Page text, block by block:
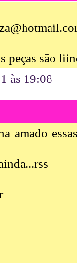
peças são
às 19:08
amado